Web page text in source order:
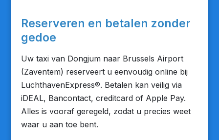
Reserveren en betalen zonder
gedoe
Uw taxi van Dongjum naar Brussels Airport
(Zaventem) reserveert u eenvoudig online bij
LuchthavenExpress®. Betalen kan veilig via
iDEAL, Bancontact, creditcard of Apple Pay.
Alles is vooraf geregeld, zodat u precies weet
waar u aan toe bent.